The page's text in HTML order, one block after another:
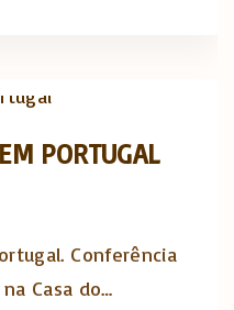
PORTUGAL
Conferência
Casa do…